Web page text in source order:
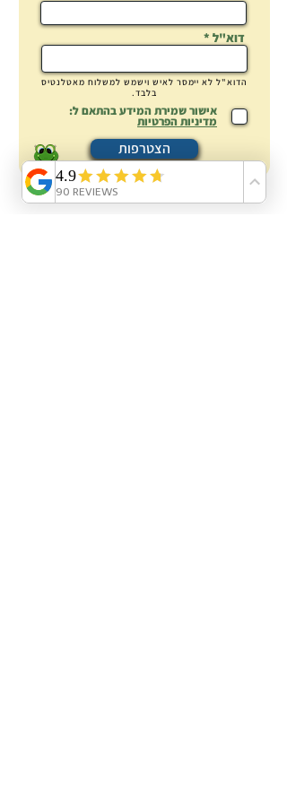
דוא"ל
הדוא"ל לא יימסר לאיש וישמש למשלוח מאטלנטיס
בלבד.
אישור שמירת המידע בהתאם ל:
מדיניות הפרטיות
הצטרפות